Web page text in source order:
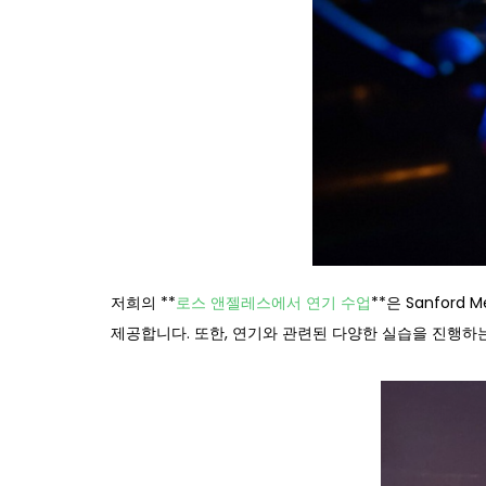
저희의 **로스 앤젤레스에서 연기 수업**은 Sanford
제공합니다. 또한, 연기와 관련된 다양한 실습을 진행하